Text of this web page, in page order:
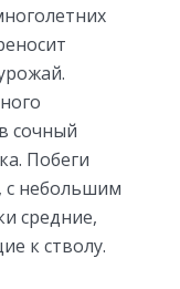
сочный
Побеги
с небольшим
средние,
к стволу.